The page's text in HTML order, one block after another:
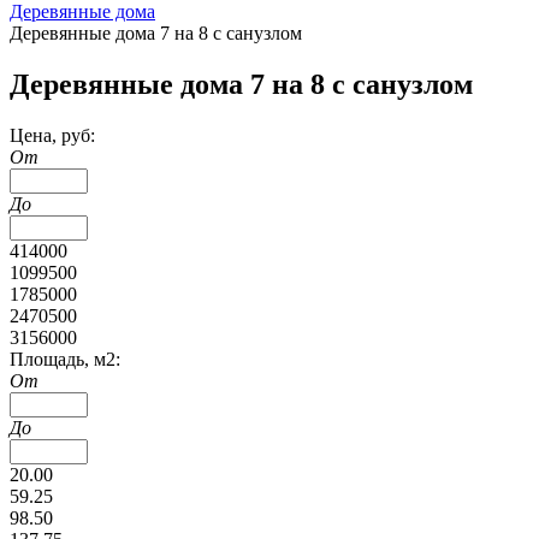
Деревянные дома
Деревянные дома 7 на 8 с санузлом
Деревянные дома 7 на 8 с санузлом
Цена, руб:
От
До
414000
1099500
1785000
2470500
3156000
Площадь, м2:
От
До
20.00
59.25
98.50